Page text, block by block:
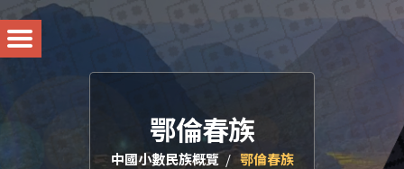
鄂倫春族
中國小數民族概覽 鄂倫春族